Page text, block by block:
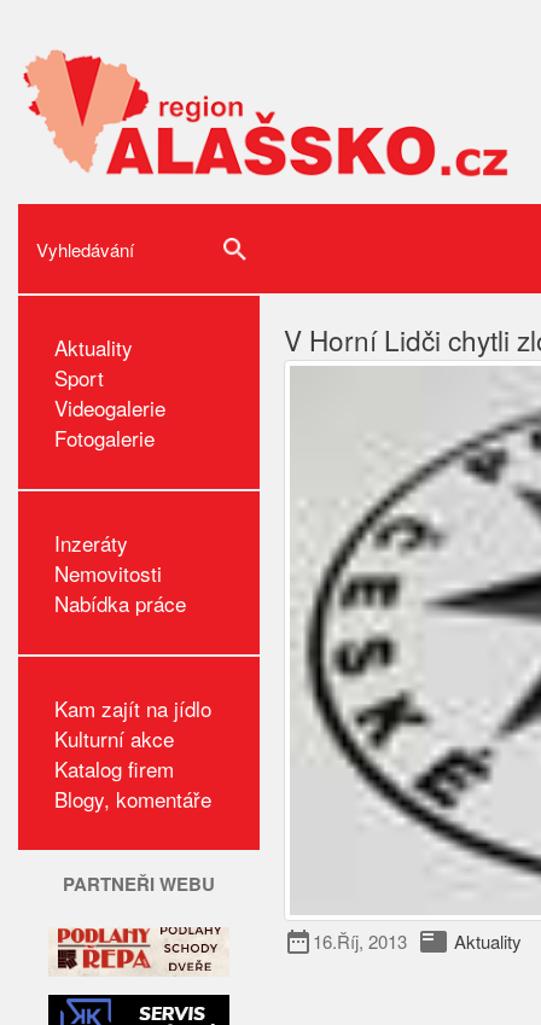
Aktuality
Sport
Videogalerie
Fotogalerie
Inzeráty
Nemovitosti
Nabídka práce
Kam zajít na jídlo
Kulturní akce
Katalog firem
Blogy, komentáře
PARTNEŘI WEBU
V Horní Lidči chytli
date_range16.Říj, 2013 featured_play_list Aktuality